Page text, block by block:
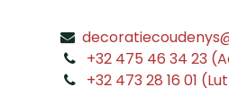
+32 475 46 34 23
+32 473 28 16 01